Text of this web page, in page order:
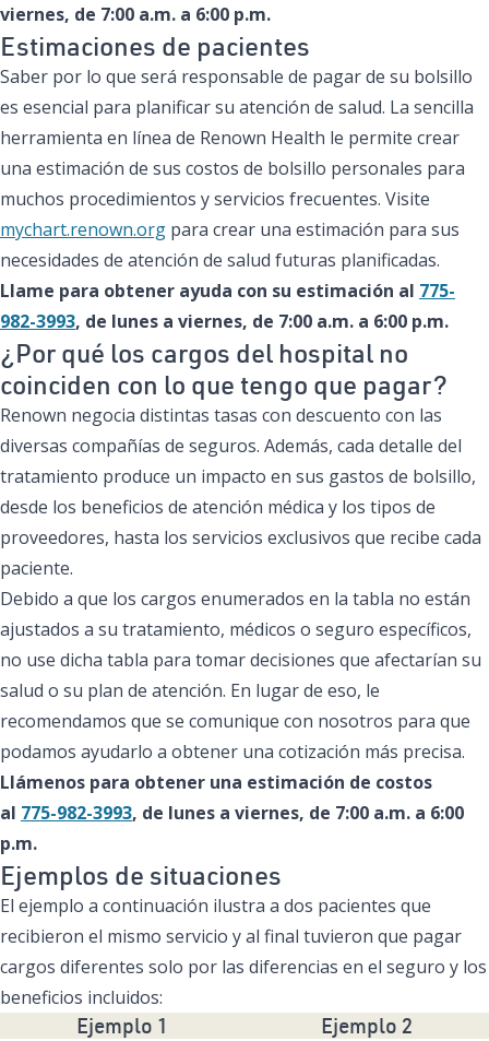
viernes, de 7:00 a.m. a 6:00 p.m.
Estimaciones de pacientes
Saber por lo que será responsable de pagar de su bolsillo
es esencial para planificar su atención de salud. La sencilla
herramienta en línea de Renown Health le permite crear
una estimación de sus costos de bolsillo personales para
muchos procedimientos y servicios frecuentes. Visite
mychart.renown.org para crear una estimación para sus
necesidades de atención de salud futuras planificadas.
Llame para obtener ayuda con su estimación al 775-
982-3993, de lunes a viernes, de 7:00 a.m. a 6:00 p.m.
¿Por qué los cargos del hospital no
coinciden con lo que tengo que pagar?
Renown negocia distintas tasas con descuento con las
diversas compañías de seguros. Además, cada detalle del
tratamiento produce un impacto en sus gastos de bolsillo,
desde los beneficios de atención médica y los tipos de
proveedores, hasta los servicios exclusivos que recibe cada
paciente.
Debido a que los cargos enumerados en la tabla no están
ajustados a su tratamiento, médicos o seguro específicos,
no use dicha tabla para tomar decisiones que afectarían su
salud o su plan de atención. En lugar de eso, le
recomendamos que se comunique con nosotros para que
podamos ayudarlo a obtener una cotización más precisa.
Llámenos para obtener una estimación de costos
al 775-982-3993, de lunes a viernes, de 7:00 a.m. a 6:00
p.m.
Ejemplos de situaciones
El ejemplo a continuación ilustra a dos pacientes que
recibieron el mismo servicio y al final tuvieron que pagar
cargos diferentes solo por las diferencias en el seguro y los
beneficios incluidos:
Ejemplo 1 Ejemplo 2